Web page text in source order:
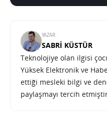
YAZAR:
SABRI KÜSTÜR
Teknolojiye olan ilgisi
Yüksek Elektronik ve
ettiği mesleki bilgi ve
paylaşmayı tercih